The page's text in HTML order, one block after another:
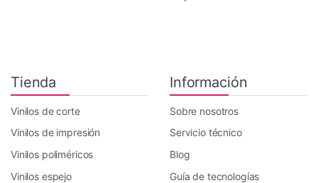
Tienda
Vinilos de corte
Vinilos de impresión
Vinilos poliméricos
Vinilos espejo
Información
Sobre nosotros
Servicio técnico
Blog
Guía de tecnologías